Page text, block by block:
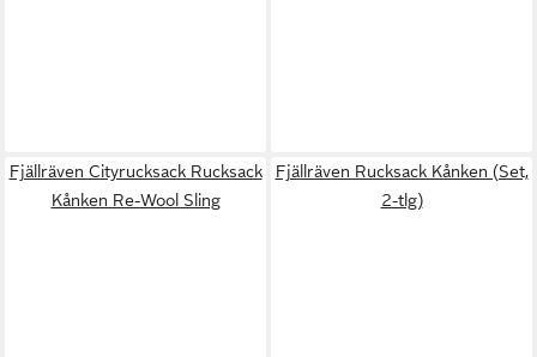
Fjällräven Cityrucksack Rucksack
Kånken Re-Wool Sling
Fjällräven Rucksack Kånken (Set,
2-tlg)